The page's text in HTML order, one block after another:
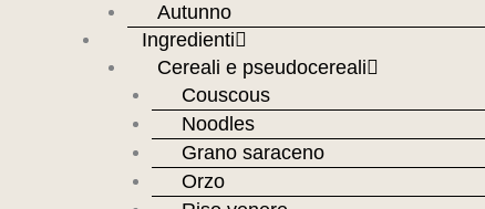
Autunno
Ingredienti
Cereali e pseudocereali
Couscous
Noodles
Grano saraceno
Orzo